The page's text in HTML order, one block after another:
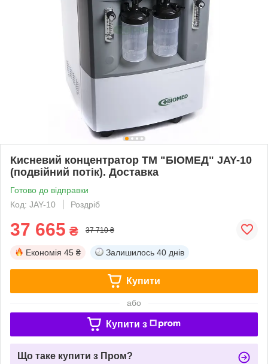
Кисневий концентратор ТМ "БІОМЕД" JAY-10
(подвійний потік). Доставка
Готово до відправки
Код: JAY-10
Роздріб
37 665 ₴ 37 710 ₴
Економія 45 ₴ Залишилось 40 днів
Купити
або
Купити з
Що таке купити з Пром?